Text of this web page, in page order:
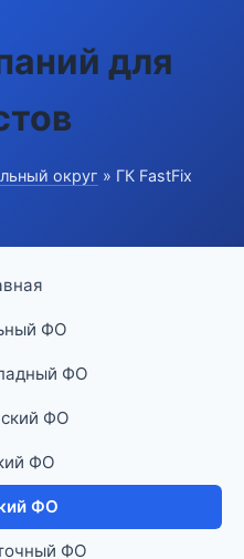
для
округ » ГК FastFix
ФО
ФО
ФО
ФО
ФО
ФО